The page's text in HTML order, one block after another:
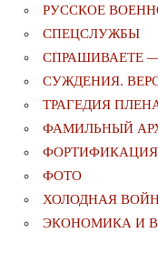
РУССКОЕ
СПЕЦСЛУЖБЫ
СПРАШИВАЕТЕ
СУЖДЕНИЯ.
ТРАГЕДИЯ
ФАМИЛЬНЫЙ
ФОРТИФИКАЦИЯ
ФОТО
ХОЛОДНАЯ
ЭКОНОМИКА И